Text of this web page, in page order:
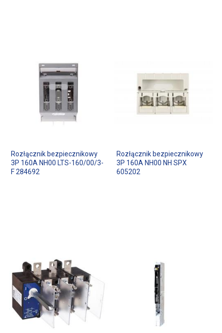
Rozłącznik bezpiecznikowy
3P 160A NH00 LTS-160/00/3-
F 284692
Rozłącznik bezpiecznikowy
3P 160A NH00 NH SPX
605202